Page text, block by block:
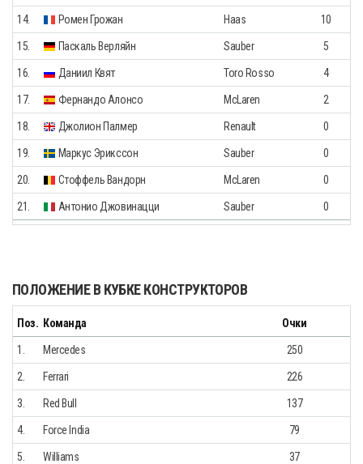
14. Ромен Грожан Haas 10
15. Паскаль Верляйн Sauber 5
16. Даниил Квят Toro Rosso 4
17. Фернандо Алонсо McLaren 2
18. Джолион Палмер Renault 0
19. Маркус Эрикссон Sauber 0
20. Стоффель Вандорн McLaren 0
21. Антонио Джовинацци Sauber 0
ПОЛОЖЕНИЕ В КУБКЕ КОНСТРУКТОРОВ
Поз. Команда Очки
1. Mercedes 250
2. Ferrari 226
3. Red Bull 137
4. Force India 79
5. Williams 37